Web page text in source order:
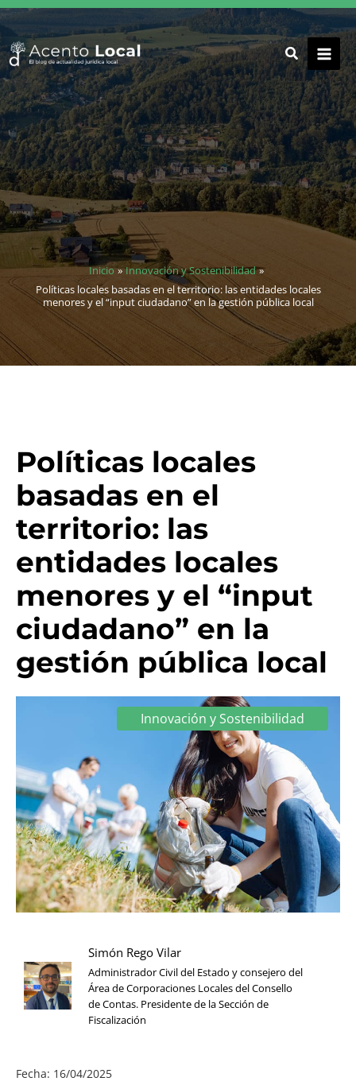
Ir
al
contenido
Inicio
Innovación y Sostenibilidad
Políticas locales basadas en el territorio: las entidades locales
menores y el “input ciudadano” en la gestión pública local
Políticas locales
basadas en el
territorio: las
entidades locales
menores y el “input
ciudadano” en la
gestión pública local
Innovación y Sostenibilidad
Simón Rego Vilar
Administrador Civil del Estado y consejero del
Área de Corporaciones Locales del Consello
de Contas. Presidente de la Sección de
Fiscalización
Fecha: 16/04/2025